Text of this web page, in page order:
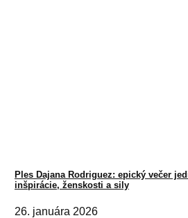
Ples Dajana Rodriguez: epický večer
inšpirácie, ženskosti a sily
26. januára 2026